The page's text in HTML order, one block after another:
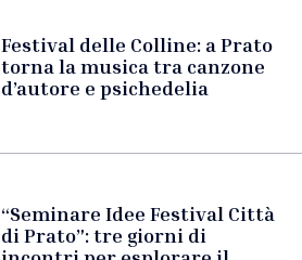
Festival delle Colline: a Prato
torna la musica tra canzone
d’autore e psichedelia
“Seminare Idee Festival Città
di Prato”: tre giorni di